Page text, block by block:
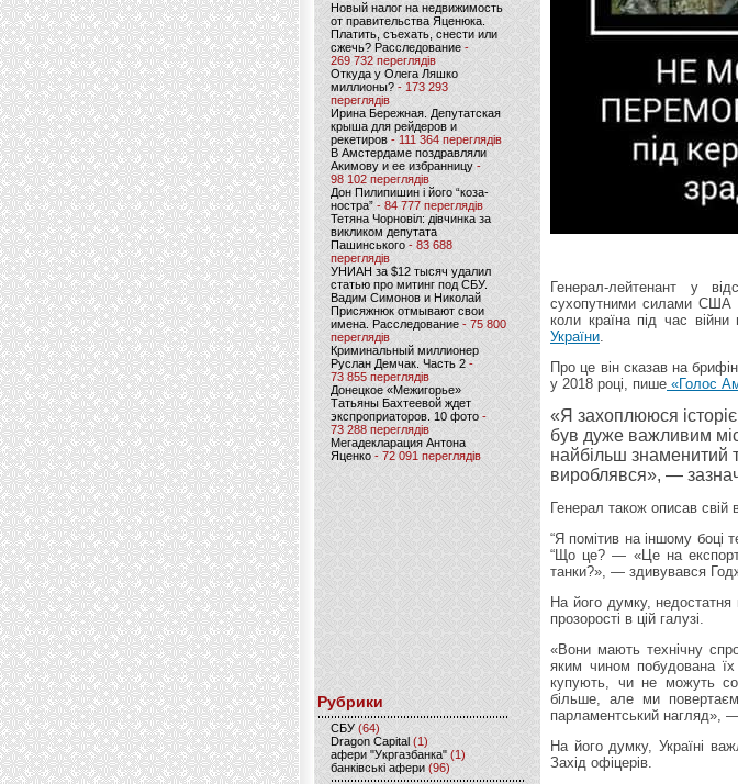
Новый налог на недвижимость
от правительства Яценюка.
Платить, съехать, снести или
сжечь? Расследование-
269 732 переглядів
Откуда у Олега Ляшко
миллионы? - 173 293
переглядів
Ирина Бережная. Депутатская
крыша для рейдеров и
рекетиров - 111 364 переглядів
В Амстердаме поздравляли
Акимову и ее избранницу -
98 102 переглядів
Дон Пилипишин і його “коза-
ностра” - 84 777 переглядів
Тетяна Чорновіл: дівчинка за
викликом депутата
Пашинського- 83 688
переглядів
УНИАН за $12 тысяч удалил
статью про митинг под СБУ.
Вадим Симонов и Николай
Присяжнюк отмывают свои
имена. Расследование - 75 800
переглядів
Криминальный миллионер
Руслан Демчак. Часть 2-
73 855 переглядів
Донецкое «Межигорье»
Татьяны Бахтеевой ждет
экспроприаторов. 10 фото -
73 288 переглядів
Мегадекларация Антона
Яценко - 72 091 переглядів
Рубрики
CБУ (64)
Dragon Capital (1)
афери "Укргазбанка" (1)
банківські афери (96)
Генерал-лейтенант у
сухопутними силами США
коли країна під час
України.
Про це він сказав на
у 2018 році, пише «Голос
«Я захоплююся
був дуже важливим
найбільш знаменитий
вироблявся», —
Генерал також описав свій
“Я помітив на іншому боці
“Що це? — «Це на
танки?», — здивувався
На його думку, недостатня
прозорості в цій галузі.
«Вони мають технічну
яким чином побудована їх
купують, чи не можуть
більше, але ми
парламентський нагляд»,
На його думку, Україні
Захід офіцерів.